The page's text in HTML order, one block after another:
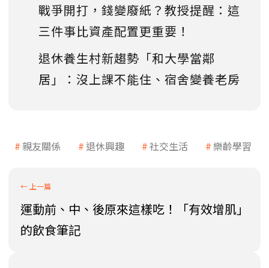
戰爭開打，錢變廢紙？教授提醒：這
三件事比資產配置更重要！
退休養生村新趨勢「和大學當鄰
居」：沒上課不能住、宿舍變養老房
親友關係 退休興趣 社交生活 樂齡學習
運動前、中、後原來這樣吃！「有效增肌」
的飲食筆記